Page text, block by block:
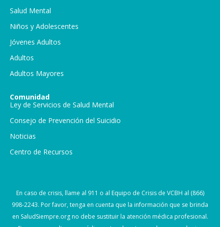
Salud Mental
Niños y Adolescentes
Jóvenes Adultos
Adultos
Adultos Mayores
Comunidad
Ley de Servicios de Salud Mental
Consejo de Prevención del Suicidio
Noticias
Centro de Recursos
En caso de crisis, llame al 911 o al Equipo de Crisis de VCBH al (866)
998-2243. Por favor, tenga en cuenta que la información que se brinda
en SaludSiempre.org no debe sustituir la atención médica profesional.